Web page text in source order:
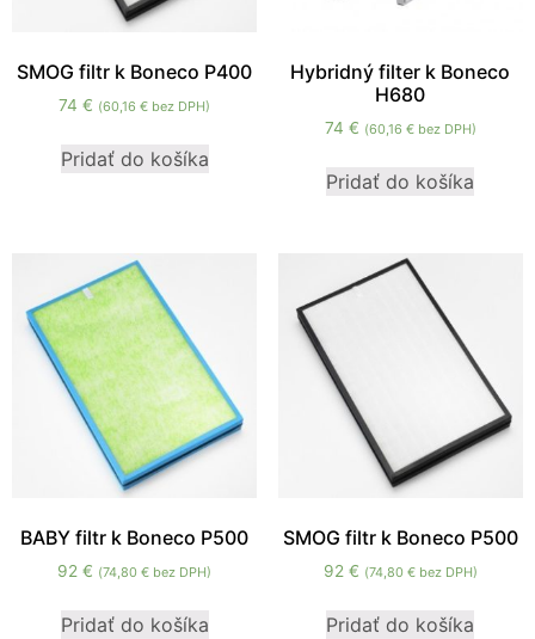
SMOG filtr k Boneco P400
74€ (60,16€ bez DPH)
Pridať do košíka
Hybridný filter k Boneco
H680
74 € (60,16 €bez DPH)
Pridať do košíka
BABY filtr k Boneco P500
92€ (74,80€ bez DPH)
Pridať do košíka
SMOG filtr k Boneco P500
92 € (74,80 €bez DPH)
Pridať do košíka